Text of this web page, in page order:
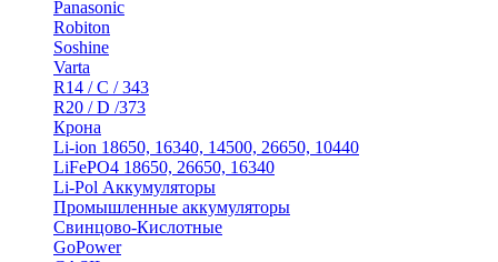
Panasonic
Robiton
Soshine
Varta
R14 / C / 343
R20 / D /373
Крона
Li-ion 18650, 16340, 14500, 26650, 10440
LiFePO4 18650, 26650, 16340
Li-Pol Аккумуляторы
Промышленные аккумуляторы
Свинцово-Кислотные
GoPower